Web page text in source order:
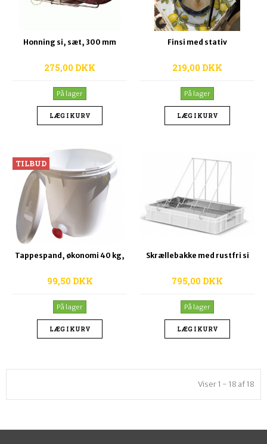
Honning si, sæt, 300 mm
275,00 DKK
På lager
LÆG I KURV
Finsi med stativ
219,00 DKK
På lager
LÆG I KURV
TILBUD
Tappespand, økonomi 40 kg,
99,50 DKK
På lager
LÆG I KURV
Skrællebakke med rustfri si
795,00 DKK
På lager
LÆG I KURV
Viser 1 - 18 af 18